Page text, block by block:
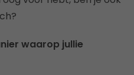
waarop jullie